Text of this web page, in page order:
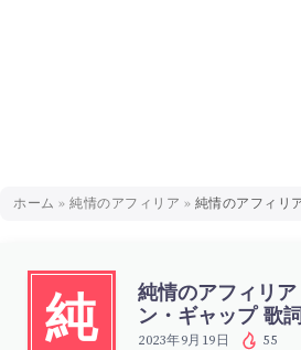
ホーム » 純情のアフィリア »
純
純情のアフィリ
ン・ギャップ 歌
2023年9月19日 55